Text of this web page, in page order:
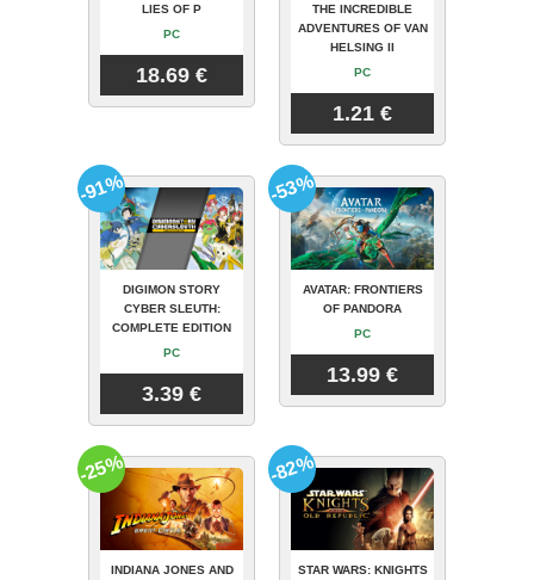
LIES OF P
PC
18.69 €
THE INCREDIBLE
ADVENTURES OF VAN
HELSING II
PC
1.21 €
DIGIMON STORY
CYBER SLEUTH:
COMPLETE EDITION
PC
3.39 €
-91%
AVATAR: FRONTIERS
OF PANDORA
PC
13.99 €
-53%
INDIANA JONES AND
-25%
STAR WARS: KNIGHTS
-82%